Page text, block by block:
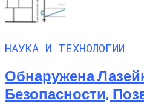
НАУКА И ТЕХНОЛОГИИ
Обнаружена
Безопасности,